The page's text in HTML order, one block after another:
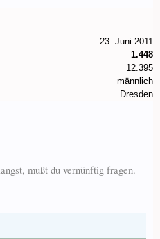
23. Juni 2011
1.448
12.395
männlich
Dresden
mußt du vernünftig fragen.